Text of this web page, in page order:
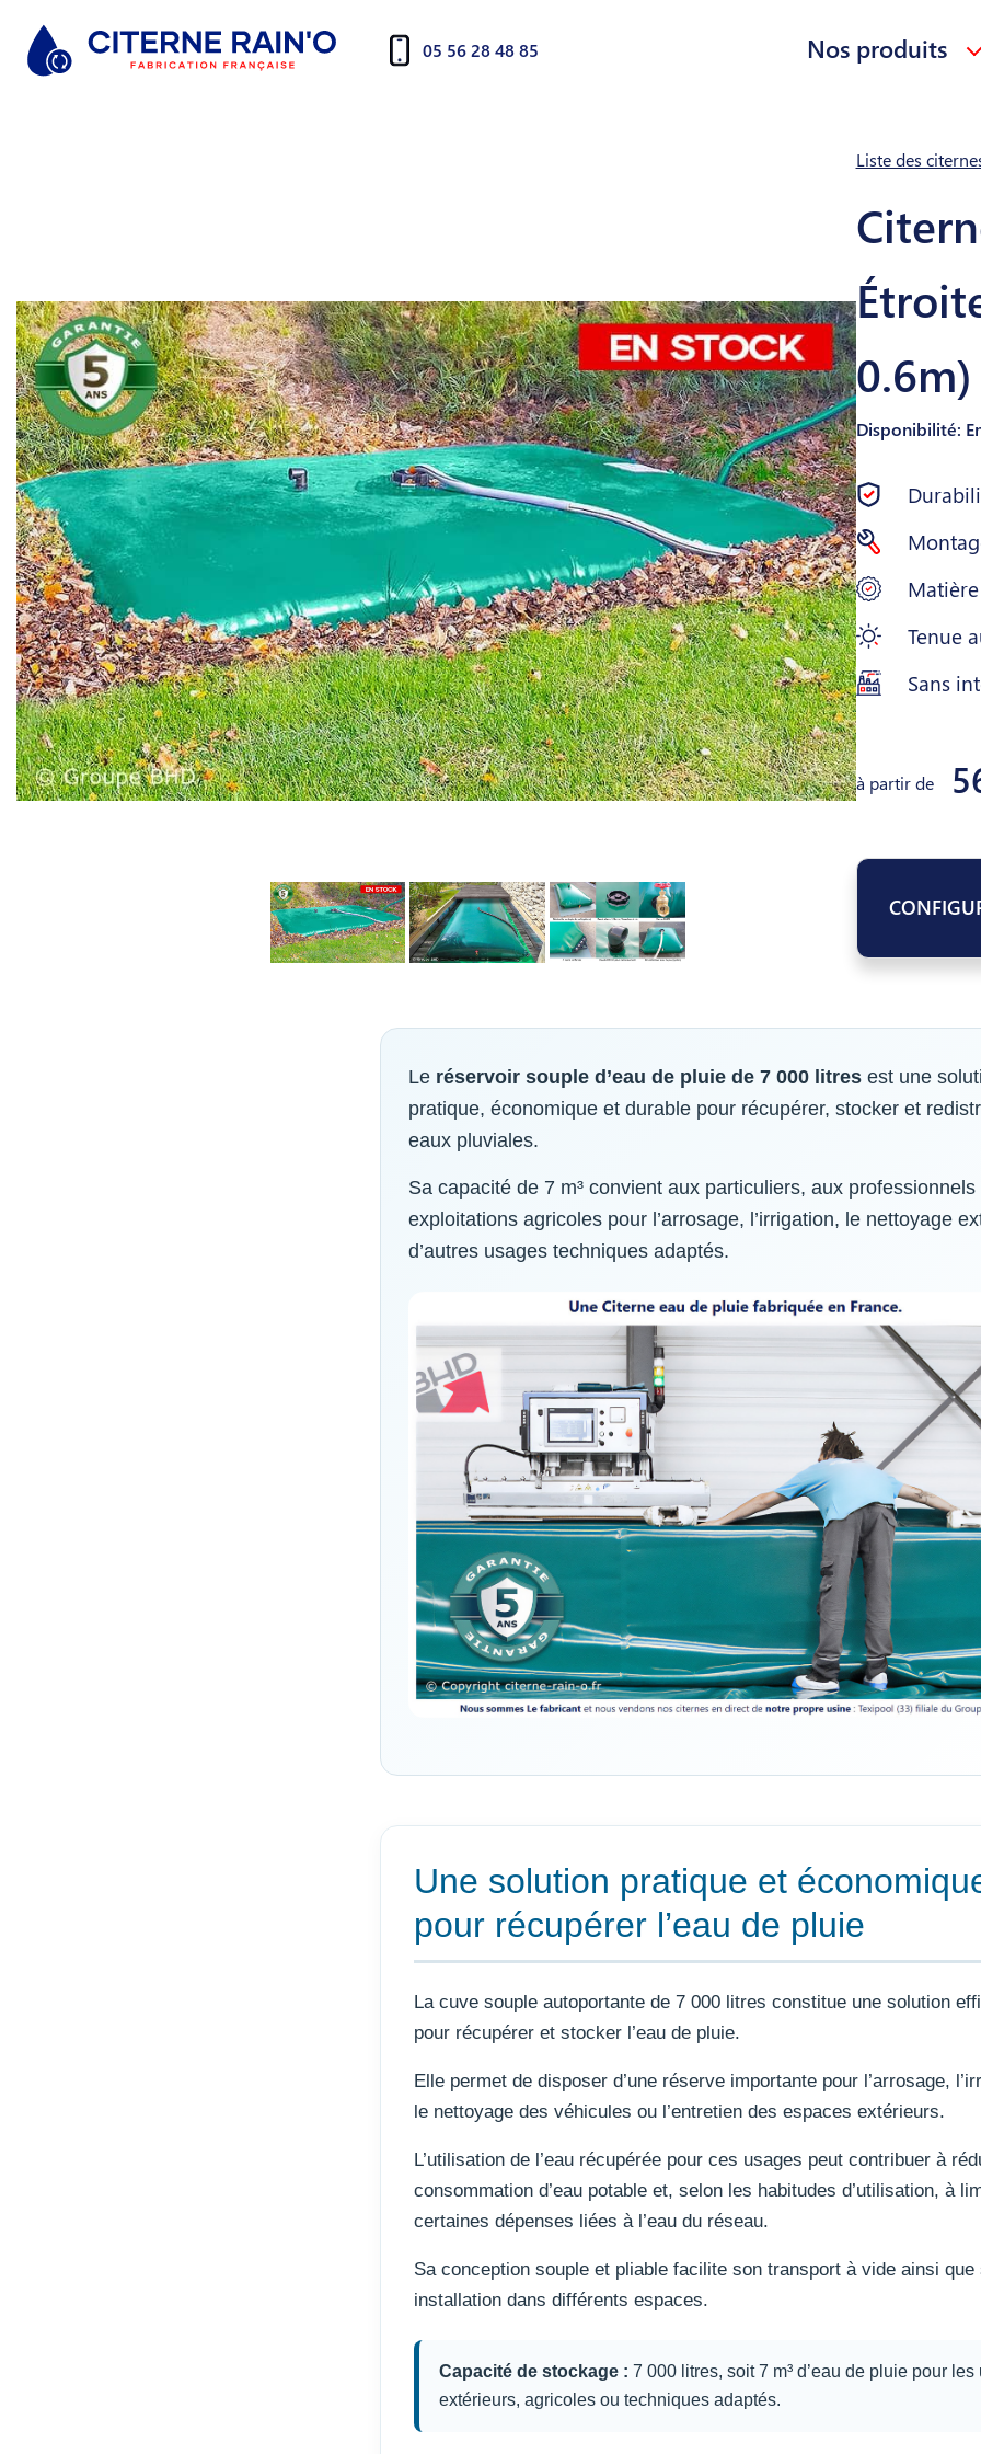
05 56 28 48 85 Nos produits
Liste des
Disponibilité:
Tenue
Sans
à partir de
Le réservoir souple d’eau de pluie de 7 000 litresest une
pratique, économique et durable pour récupérer, stocker et
eaux pluviales.
Sa capacité de 7 m³ convient aux particuliers, aux professionnels
exploitations agricoles pour l’arrosage, l’irrigation, le nettoyage
d’autres usages techniques adaptés.
Une solution pratique et
pour récupérer l’eau de pluie
La cuve souple autoportante de 7 000 litres constitue une solution
pour récupérer et stocker l’eau de pluie.
Elle permet de disposer d’une réserve importante pour l’arrosage,
le nettoyage des véhicules ou l’entretien des espaces extérieurs.
L’utilisation de l’eau récupérée pour ces usages peut contribuer à
consommation d’eau potable et, selon les habitudes d’utilisation, à
certaines dépenses liées à l’eau du réseau.
Sa conception souple et pliable facilite son transport à vide ainsi que
installation dans différents espaces.
Capacité de stockage : 7 000 litres, soit 7 m³ d’eau de pluie pour les
extérieurs, agricoles ou techniques adaptés.